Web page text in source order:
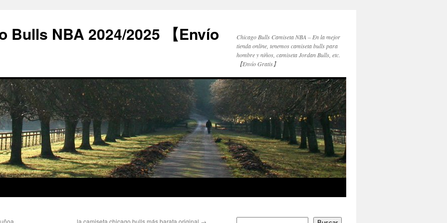
Bulls NBA 2024/2025 【Envío
Chicago Bulls Camiseta NBA – En la mejor
tienda online, tenemos camiseta bulls para
hombre y niños, camiseta Jordan Bulls, etc.
【Envío Gratis】
la camiseta chicago bulls más barata original →